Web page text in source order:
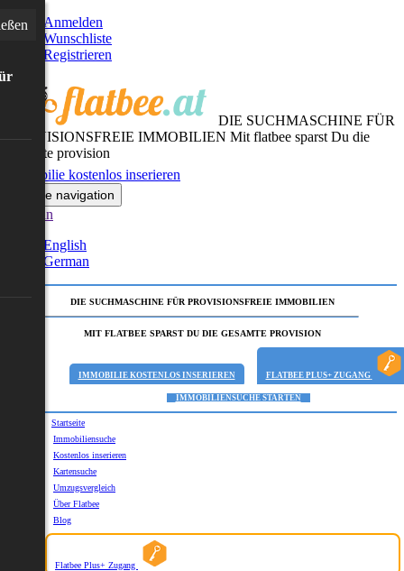
Anmelden
Wunschliste
Registrieren
DIE SUCHMASCHINE FÜR
PROVISIONSFREIE IMMOBILIEN Mit flatbee sparst Du die
gesamte provision
Immobilie kostenlos inserieren
Toggle navigation
German
English
German
DIE SUCHMASCHINE FÜR PROVISIONSFREIE IMMOBILIEN
MIT FLATBEE SPARST DU DIE GESAMTE PROVISION
IMMOBILIE KOSTENLOS INSERIEREN FLATBEE PLUS+ ZUGANG
IMMOBILIENSUCHE STARTEN
Startseite
Immobiliensuche
Kostenlos inserieren
Kartensuche
Umzugsvergleich
Über Flatbee
Blog
Flatbee Plus+ Zugang